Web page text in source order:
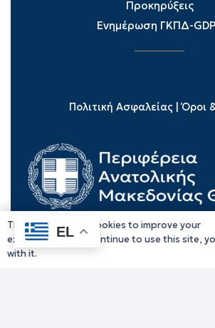
Προκηρύξεις
Ενημέρωση ΓΚΠΔ-
Πολιτική Ασφαλείας|Όροι
EL
This website uses cookies to improve your
experience. If you continue to use this site,
with it.